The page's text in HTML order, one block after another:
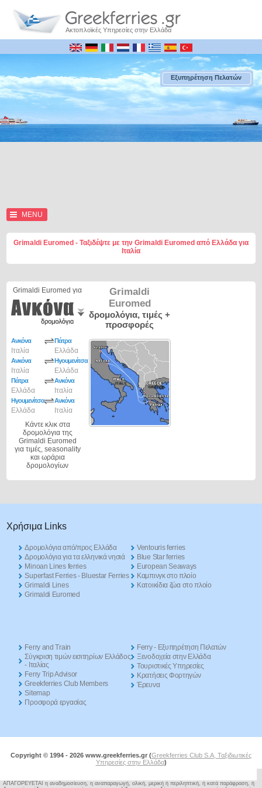
Ακτοπλοϊκές Υπηρεσίες στην Ελλάδα
Εξυπηρέτηση Πελατών
MENU
Grimaldi Euromed - Ταξιδέψτε με την Grimaldi Euromed από Ελλάδα για
Ιταλία
Grimaldi Euromed για
Ανκόνα Πάτρα
Ιταλία Ελλάδα
Ανκόνα Ηγουμενίτσα
Ιταλία Ελλάδα
Πάτρα Ανκόνα
Ελλάδα Ιταλία
Ηγουμενίτσα Ανκόνα
Ελλάδα
Ιταλία
Κάντε κλικ στα
δρομολόγια της
Grimaldi Euromed
για τιμές, seasonality
και ωράρια
δρομολογίων
Grimaldi
Euromed
δρομολόγια, τιμές +
προσφορές
Χρήσιμα Links
Δρομολόγια από/προς Ελλάδα
Δρομολόγια για τα ελληνικά νησιά
Minoan Lines ferries
Superfast Ferries - Bluestar Ferries
Grimaldi Lines
Grimaldi Euromed
Ventouris ferries
Blue Star ferries
European Seaways
Καμπινγκ στο πλοίο
Kατοικίδια ζώα στο πλοίο
Ferry and Train
Σύγκριση τιμών εισιτηρίων Ελλάδος
- Ιταλίας
Ferry Trip Advisor
Greekferries Club Members
Sitemap
Προσφορά εργασίας
Ferry - Εξυπηρέτηση Πελατών
Ξενοδοχεία στην Ελλάδα
Τουριστικές Υπηρεσίες
Κρατήσεις Φορτηγών
Έρευνα
Copyright © 1994 - 2026 www.greekferries.gr (Greekferries Club S.A, Ταξιδιωτικές
Υπηρεσίες στην Ελλάδα)
ΑΠΑΓΟΡΕΥΕΤΑΙ η αναδημοσίευση, η αναπαραγωγή, ολική, μερική ή περιληπτική, ή κατά παράφραση, ή